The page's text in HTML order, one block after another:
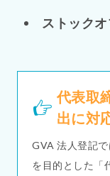
ストック
代表取
出に対
GVA 法人登記
を目的とした「